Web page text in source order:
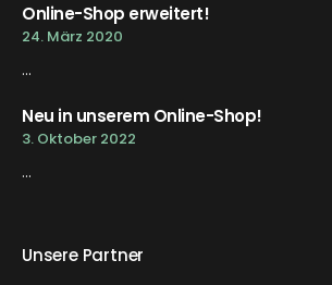
Online-Shop erweitert!
24. März 2020
...
Neu in unserem Online-Shop!
3. Oktober 2022
...
Unsere Partner